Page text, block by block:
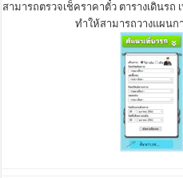
สามารถตรวจเช็คราคาตั๋ว ตารางเดินร
ทำให้สามารถวางแผนก